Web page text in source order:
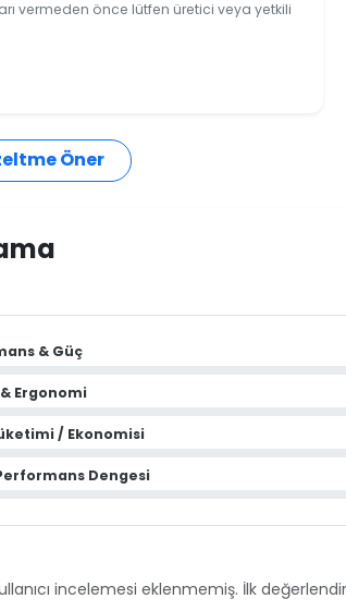
vermeden önce lütfen üretici veya yetkili
Öner
& Güç
Ergonomi
/ Ekonomisi
Dengesi
incelemesi eklenmemiş. İlk